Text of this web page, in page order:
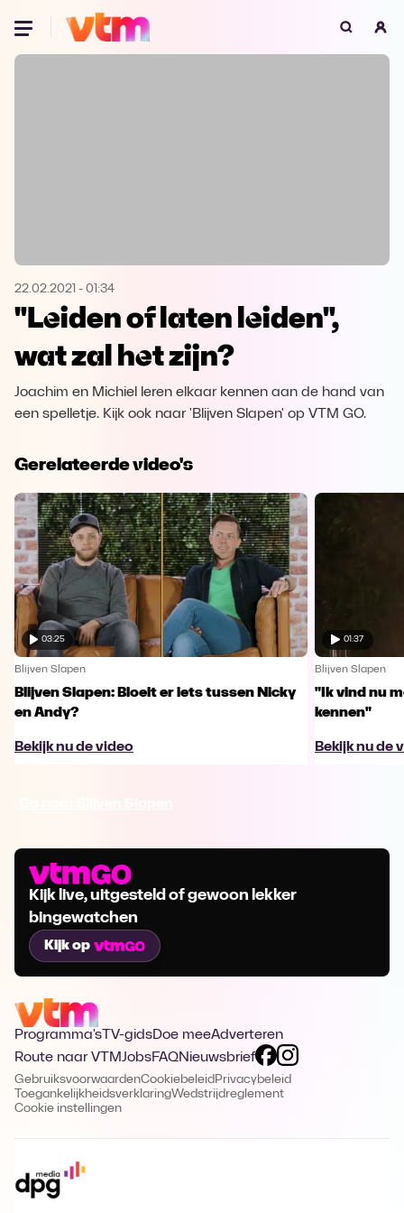
Oeps, browser niet ondersteund
Microsoft Edge Download
Opera
22.02.2021 - 01:34
"Leiden of laten leiden",
wat zal het zijn?
Joachim en Michiel leren elkaar kennen aan de hand van
een spelletje. Kijk ook naar 'Blijven Slapen' op VTM GO.
Gerelateerde video's
03:25
Blijven Slapen
Blijven Slapen: Bloeit er iets tussen Nicky
en Andy?
Bekijk nu de video
01:37
Blijven Slapen
"Ik vind nu
kennen"
Bekijk nu de
Kijk live, uitgesteld of gewoon lekker
bingewatchen
Kijk op
Programma's TV-gidsDoe meeAdverteren
Route naar VTMJobsFAQNieuwsbrief
GebruiksvoorwaardenCookiebeleid Privacybeleid
ToegankelijkheidsverklaringWedstrijdreglement
Cookie instellingen